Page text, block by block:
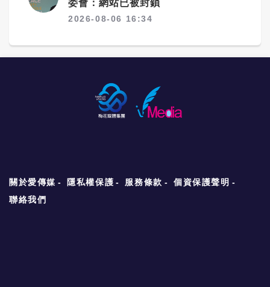
委會：網站已被封鎖
2026-08-06 16:34
關於愛傳媒 隱私權保護 服務條款
個資保護聲明
聯絡我們